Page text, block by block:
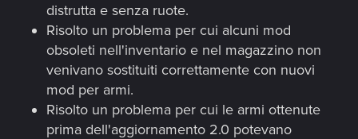
distrutta e senza ruote.
Risolto un problema per cui alcuni mod
obsoleti nell'inventario e nel magazzino non
venivano sostituiti correttamente con nuovi
mod per armi.
Risolto un problema per cui le armi ottenute
prima dell'aggiornamento 2.0 potevano